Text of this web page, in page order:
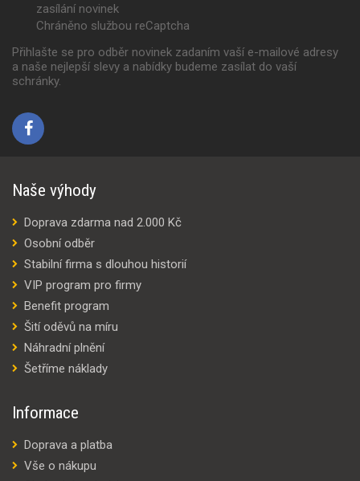
zasílání novinek
Chráněno službou reCaptcha
Přihlašte se pro odběr novinek zadaním vaší e-mailové adresy
a naše nejlepší slevy a nabídky budeme zasílat do vaší
schránky.
Naše výhody
Doprava zdarma nad 2.000 Kč
Osobní odběr
Stabilní firma s dlouhou historií
VIP program pro firmy
Benefit program
Šití oděvů na míru
Náhradní plnění
Šetříme náklady
Informace
Doprava a platba
Vše o nákupu